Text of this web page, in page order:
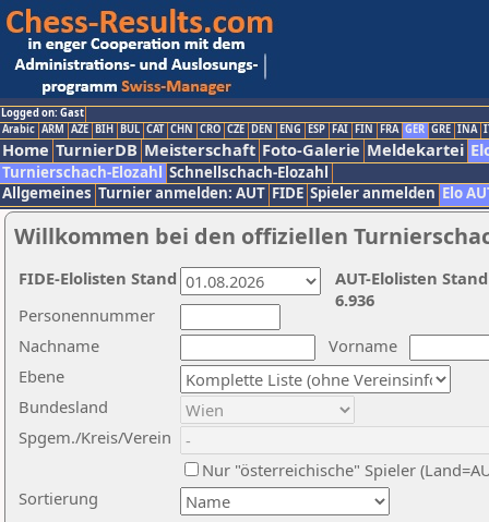
Logged on: Gast
Arabic ARM AZE BIH BUL CAT CHN CRO CZE DEN ENG ESP FAI FIN FRA GER GRE INA
Home TurnierDB Meisterschaft Foto-Galerie Meldekartei
Turnierschach-Elozahl Schnellschach-Elozahl
Allgemeines Turnier anmelden: AUT FIDE Spieler anmelden Elo
Willkommen bei den offiziellen
Nachname
Vorname
Ebene
Sortierung
Personennummer
Bundesland
Spgem./Kreis/Verein
Nur "österreichische" Spieler
AUT-Elolisten
6.936
FIDE-Elolisten Stand